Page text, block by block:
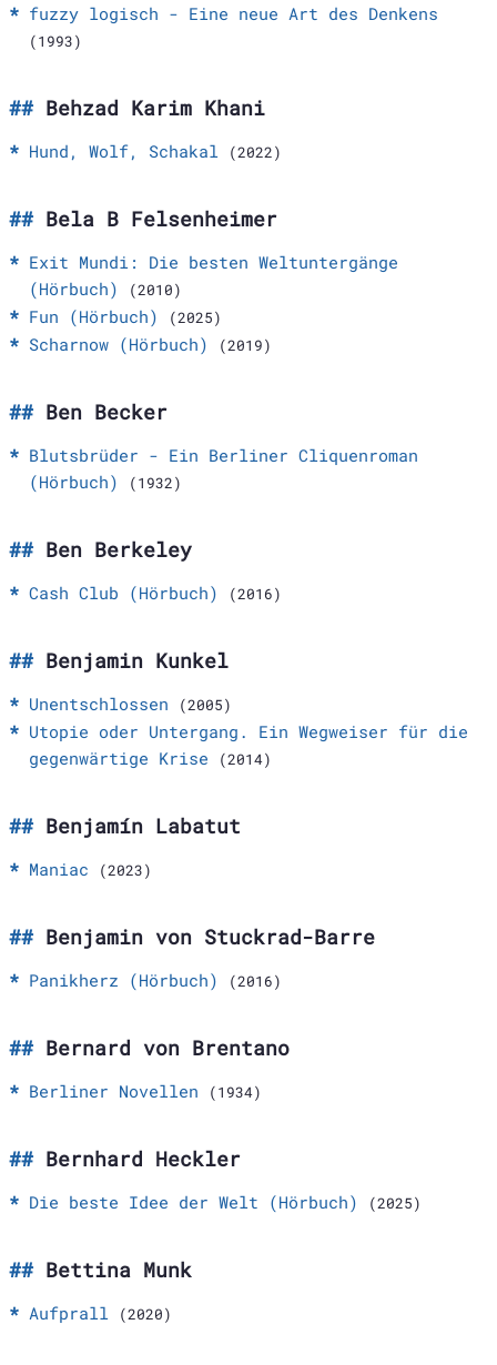
fuzzy logisch - Eine neue Art des Denkens
(1993)
Behzad Karim Khani
Hund, Wolf, Schakal (2022)
Bela B Felsenheimer
Exit Mundi: Die besten Weltuntergänge
(Hörbuch)
(2010)
Fun (Hörbuch) (2025)
Scharnow (Hörbuch) (2019)
Ben Becker
Blutsbrüder - Ein Berliner Cliquenroman
(Hörbuch)
(1932)
Ben Berkeley
Cash Club (Hörbuch) (2016)
Benjamin Kunkel
Unentschlossen (2005)
Utopie oder Untergang. Ein Wegweiser für die
gegenwärtige Krise
(2014)
Benjamín Labatut
Maniac (2023)
Benjamin von Stuckrad-Barre
Panikherz (Hörbuch) (2016)
Bernard von Brentano
Berliner Novellen (1934)
Bernhard Heckler
Die beste Idee der Welt (Hörbuch) (2025)
Bettina Munk
Aufprall (2020)